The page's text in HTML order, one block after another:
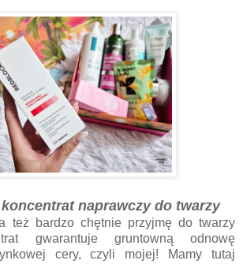
koncentrat naprawczy do twarzy
też bardzo chętnie przyjmę do twarzy
gwarantuje gruntowną odnowę
cery, czyli mojej! Mamy tutaj